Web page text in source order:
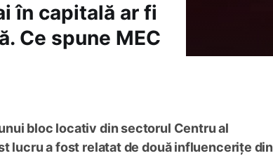
în capitală ar fi
Ce spune MEC
bloc locativ din sectorul Centru al
lucru a fost relatat de două influencerițe din